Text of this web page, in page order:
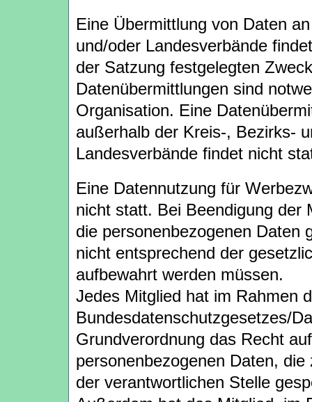
Eine Übermittlung von Daten
und/oder Landesverbände
der Satzung festgelegten
Datenübermittlungen sind
Organisation. Eine
außerhalb der Kreis-, Bezirks-
Landesverbände findet nicht
Eine Datennutzung für
nicht statt. Bei Beendigung der
die personenbezogenen Daten
nicht entsprechend der
aufbewahrt werden müssen.
Jedes Mitglied hat im Rahmen
Bundesdatenschutzgesetzes/
Grundverordnung das Recht
personenbezogenen Daten,
der verantwortlichen Stelle